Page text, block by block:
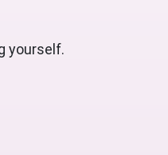
yourself.